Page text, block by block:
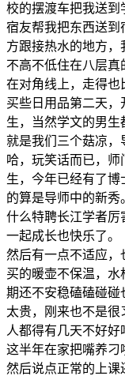
校的摆渡车把我送到
宿友帮我把东西送到
方跟接热水的地方，
不高不低住在八层
在对角线上，走得也
买些日用品第二天
生，当然学文的男
就是我们三个菇凉，
哈，玩笑话而已，
生，今年已经有了
的算是导师中的新
什么特聘长江学者厉
一起成长也快乐了。
然后有一点不适应，
买的暖壶不保温，
期还不安稳磕磕碰碰
太贵，刚来也不是
人都得有几天不好好
这半年在家把嘴养刁
然后说点正常的上课